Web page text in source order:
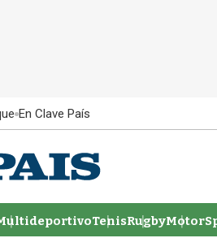
En Clave País
TenisRugby